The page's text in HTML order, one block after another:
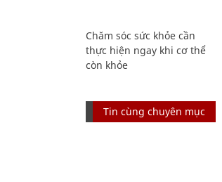
Chăm sóc sức khỏe cần
thực hiện ngay khi cơ thể
còn khỏe
Tin cùng chuyên mục